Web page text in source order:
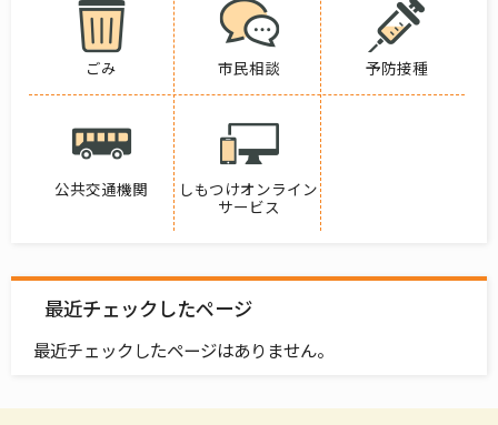
ごみ 市民相談 予防接種
公共交通機関
しもつけオンライン
サービス
最近チェックしたページ
最近チェックしたページはありません。